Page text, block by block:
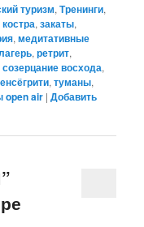
туризм,Тренинги,
,закаты,
,медитативные
,ретрит,
созерцание восхода,
,туманы,
air |Добавить